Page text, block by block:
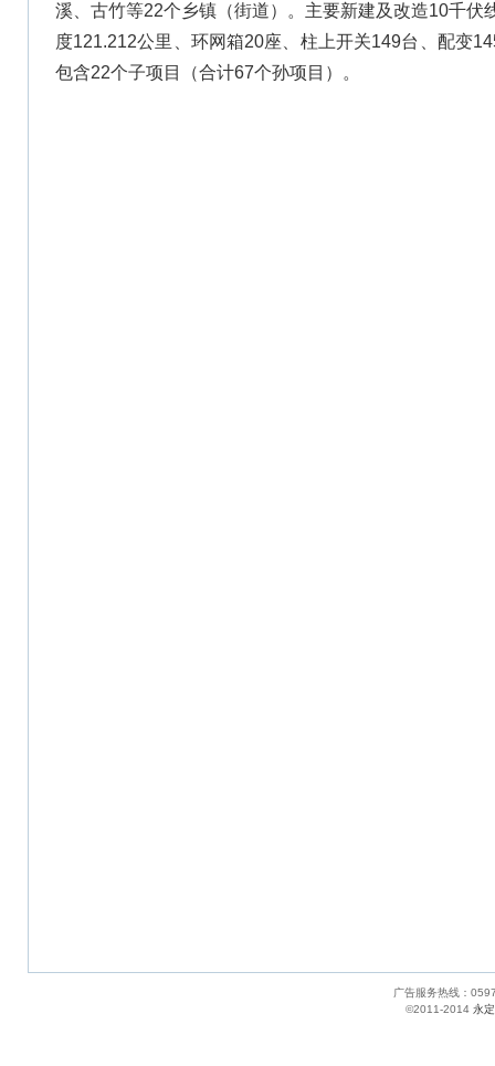
溪、古竹等22个乡镇（街道）。主要新建及改造10千伏
度121.212公里、环网箱20座、柱上开关149台、配变
包含22个子项目（合计67个孙项目）。
广告服务热线：
©2011-2014 永